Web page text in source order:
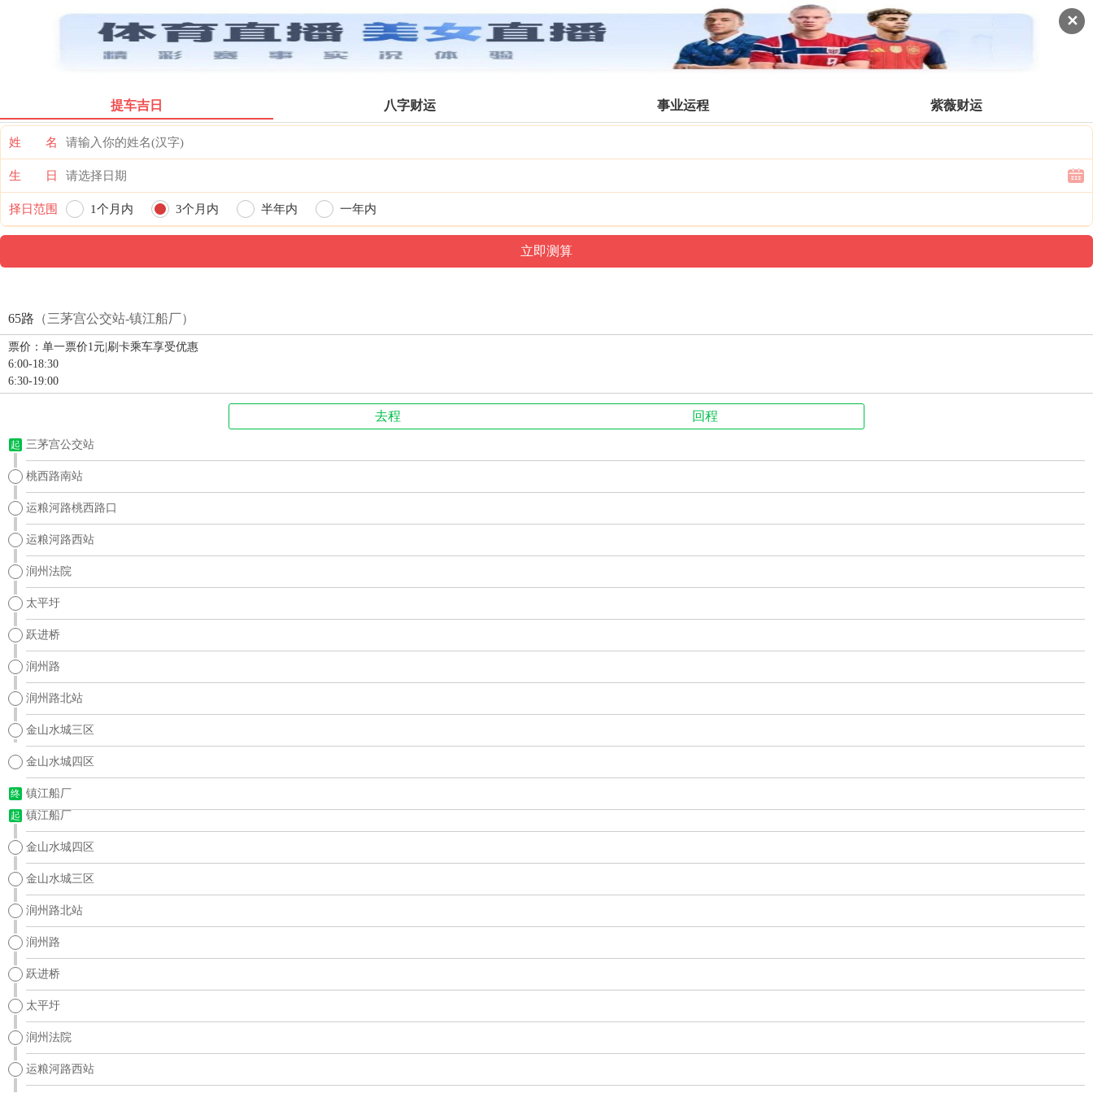
✕
镇江公交
提车吉日 八字财运 事业运程 紫薇财运
姓 名
生 日
择日范围 1个月内 3个月内 半年内 一年内
65路 （三茅宫公交站-镇江船厂）
票价：单一票价1元|刷卡乘车享受优惠
6:00-18:30
6:30-19:00
去程 回程
起 三茅宫公交站
桃西路南站
运粮河路桃西路口
运粮河路西站
润州法院
太平圩
跃进桥
润州路
润州路北站
金山水城三区
金山水城四区
终 镇江船厂
起 镇江船厂
金山水城四区
金山水城三区
润州路北站
润州路
跃进桥
太平圩
润州法院
运粮河路西站